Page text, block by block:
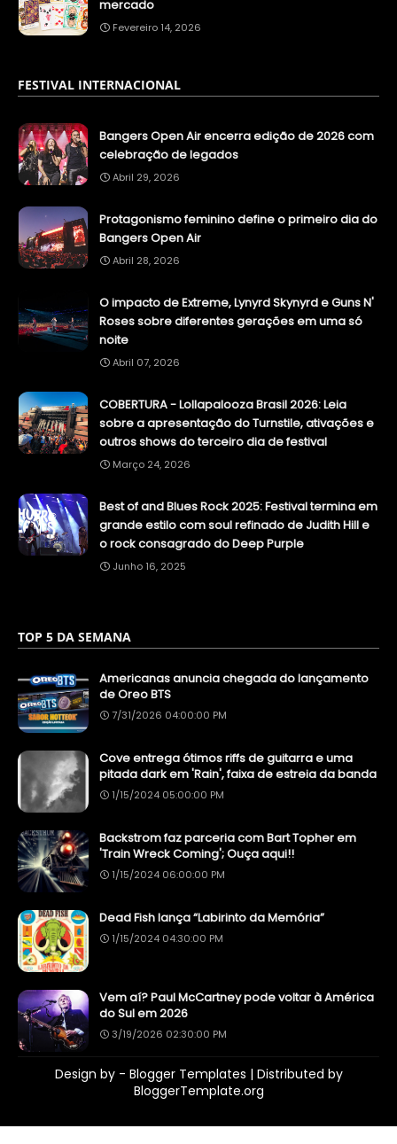
mercado
Fevereiro 14, 2026
FESTIVAL INTERNACIONAL
Bangers Open Air encerra edição de 2026 com
celebração de legados
Abril 29, 2026
Protagonismo feminino define o primeiro dia do
Bangers Open Air
Abril 28, 2026
O impacto de Extreme, Lynyrd Skynyrd e Guns N'
Roses sobre diferentes gerações em uma só
noite
Abril 07, 2026
COBERTURA - Lollapalooza Brasil 2026: Leia
sobre a apresentação do Turnstile, ativações e
outros shows do terceiro dia de festival
Março 24, 2026
Best of and Blues Rock 2025: Festival termina em
grande estilo com soul refinado de Judith Hill e
o rock consagrado do Deep Purple
Junho 16, 2025
TOP 5 DA SEMANA
Americanas anuncia chegada do lançamento
de Oreo BTS
7/31/2026 04:00:00 PM
Cove entrega ótimos riffs de guitarra e uma
pitada dark em 'Rain', faixa de estreia da banda
1/15/2024 05:00:00 PM
Backstrom faz parceria com Bart Topher em
'Train Wreck Coming'; Ouça aqui!!
1/15/2024 06:00:00 PM
Dead Fish lança “Labirinto da Memória”
1/15/2024 04:30:00 PM
Vem aí? Paul McCartney pode voltar à América
do Sul em 2026
3/19/2026 02:30:00 PM
Design by - Blogger Templates | Distributed by
BloggerTemplate.org